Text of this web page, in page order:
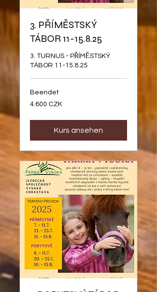
3. PŘÍMĚSTSKÝ
TÁBOR 11-15.8.25
3. TURNUS - PŘÍMĚSTSKÝ
TÁBOR 11-15.8.25
Beendet
4.600
Tschechische
4.600 CZK
Kurs ansehen